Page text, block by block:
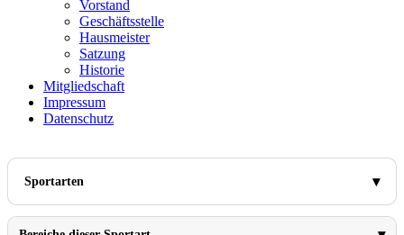
Vorstand
Geschäftsstelle
Hausmeister
Satzung
Historie
Mitgliedschaft
Impressum
Datenschutz
Sportarten